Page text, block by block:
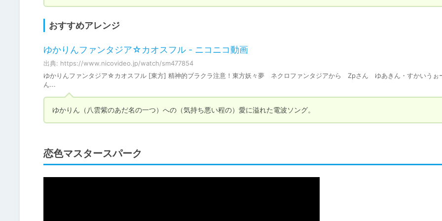
おすすめアレンジ
ゆかりんファンタジア☆カオスフル - ニコニコ動画
出典: https://www.nicovideo.jp/watch/sm477854
ゆかりんファンタジア☆カオスフル [東方] 精神的ブラクラ注意！東方妖々夢 ネクロファンタジアから Zpさん ゆあきん・すかいうぉ
ん...
ゆかりん（八雲紫のあだ名の一つ）への（気持ち悪い程の）愛に溢れた電波ソング。
恋色マスタースパーク